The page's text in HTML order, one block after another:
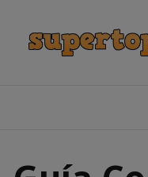
content